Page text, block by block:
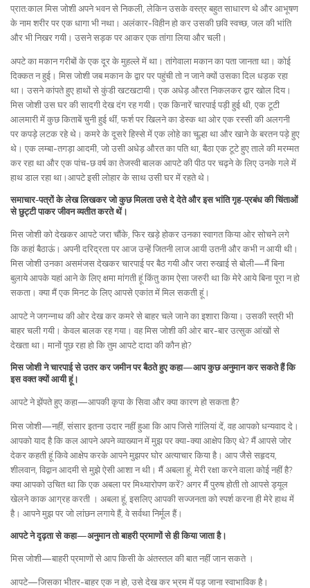
प्रात:काल मिस जोशी अपने भवन से निकली, लेकिन उसके वस्त्र बहुत साधारण थे और आभूषण
के नाम शरीर पर एक धागा भी नथा। अलंकार-विहीन हो कर उसकी छवि स्वच्छ, जल की भांति
और भी निखर गयी। उसने सड़क पर आकर एक तांगा लिया और चली।
अपटे का मकान गरीबों के एक दूर के मुहल्ले में था। तांगेवाला मकान का पता जानता था। कोई
दिक्कत न हुई। मिस जोशी जब मकान के द्वार पर पहुंची तो न जाने क्यों उसका दिल धड़क रहा
था। उसने कांपते हुए हाथों से कुंडी खटखटायी। एक अधेड़ औरत निकलकर द्वार खोल दिय।
मिस जोशी उस घर की सादगी देख दंग रह गयी। एक किनारें चारपाई पड़ी हुई थी, एक टूटी
आलमारी में कुछ किताबें चुनी हुई थीं, फर्श पर खिलने का डेस्क था ओर एक रस्सी की अलगनी
पर कपड़े लटक रहे थे। कमरे के दूसरे हिस्से में एक लोहे का चूल्हा था और खाने के बरतन पड़े हुए
थे। एक लम्बा-तगड़ा आदमी, जो उसी अधेड़ औरत का पति था, बैठा एक टूटे हुए ताले की मरम्मत
कर रहा था और एक पांच-छ वर्ष का तेजस्वी बालक आपटे की पीठ पर चढ़ने के लिए उनके गले में
हाथ डाल रहा था।आपटे इसी लोहार के साथ उसी घर में रहते थे।
समाचार-पत्रों के लेख लिखकर जो कुछ मिलता उसे दे देते और इस भांति गृह-प्रबंध की चिंताओं
से छुट्टी पाकर जीवन व्यतीत करते थें।
मिस जोशी को देखकर आपटे जरा चौंके, फिर खड़े होकर उनका स्वागत किया ओर सोचने लगे
कि कहां बैठाऊं। अपनी दरिद्रता पर आज उन्हें जितनी लाज आयी उतनी और कभी न आयी थी।
मिस जोशी उनका असमंजस देखकर चारपाई पर बैठ गयी और जरा रुखाई से बोली—मैं बिना
बुलाये आपके यहां आने के लिए क्षमा मांगती हूं किंतु काम ऐसा जरुरी था कि मेरे आये बिना पूरा न हो
सकता। क्या मैं एक मिनट के लिए आपसे एकांत में मिल सकती हूं।
आपटे ने जगन्नाथ की ओर देख कर कमरे से बाहर चले जाने का इशारा किया। उसकी स्त्री भी
बाहर चली गयी। केवल बालक रह गया। वह मिस जोशी की ओर बार-बार उत्सुक आंखों से
देखता था। मानों पूछ रहा हो कि तुम आपटे दादा की कौन हो?
मिस जोशी ने चारपाई से उतर कर जमीन पर बैठते हुए कहा—आप कुछ अनुमान कर सकते हैं कि
इस वक्त क्यों आयी हूं।
आपटे ने झेंपते हुए कहा—आपकी कृपा के सिवा और क्या कारण हो सकता है?
मिस जोशी—नहीं, संसार इतना उदार नहीं हुआ कि आप जिसे गांलियां दें, वह आपको धन्यवाद दे।
आपको याद है कि कल आपने अपने व्याख्यान में मुझ पर क्या-क्या आक्षेप किए थे? मैं आपसे जोर
देकर कहती हूं किवे आक्षेप करके आपने मुझपर घोर अत्याचार किया है। आप जैसे सहृदय,
शीलवान, विद्वान आदमी से मुझे ऐसी आशा न थी। मैं अबला हूं, मेरी रक्षा करने वाला कोई नहीं है?
क्या आपको उचित था कि एक अबला पर मिथ्यारोपण करें? अगर मैं पुरुष होती तो आपसे ड्यूल
खेलने काक आग्रह करती । अबला हूं, इसलिए आपकी सज्जनता को स्पर्श करना ही मेरे हाथ में
है। आपने मुझ पर जो लांछन लगाये हैं, वे सर्वथा निर्मूल हैं।
आपटे ने दृढ़ता से कहा—अनुमान तो बाहरी प्रमाणों से ही किया जाता है।
मिस जोशी—बाहरी प्रमाणों से आप किसी के अंतस्तल की बात नहीं जान सकते ।
आपटे—जिसका भीतर-बाहर एक न हो, उसे देख कर भ्रम में पड़ जाना स्वाभाविक है।